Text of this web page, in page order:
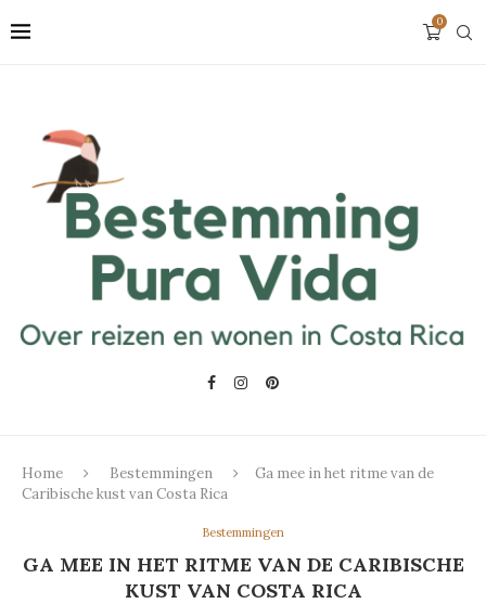
0
Home Bestemmingen
Ga mee in het ritme van de
Caribische kust van Costa Rica
Bestemmingen
GA MEE IN HET RITME VAN DE CARIBISCHE
KUST VAN COSTA RICA